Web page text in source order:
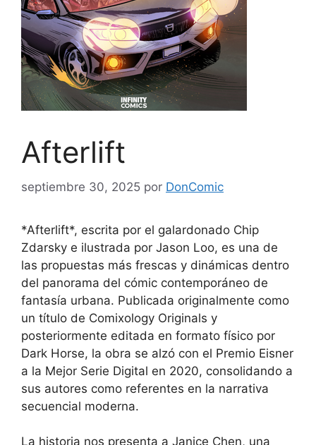
Afterlift
septiembre 30, 2025 por DonComic
*Afterlift*, escrita por el galardonado Chip
Zdarsky e ilustrada por Jason Loo, es una de
las propuestas más frescas y dinámicas dentro
del panorama del cómic contemporáneo de
fantasía urbana. Publicada originalmente como
un título de Comixology Originals y
posteriormente editada en formato físico por
Dark Horse, la obra se alzó con el Premio Eisner
a la Mejor Serie Digital en 2020, consolidando a
sus autores como referentes en la narrativa
secuencial moderna.
La historia nos presenta a Janice Chen, una